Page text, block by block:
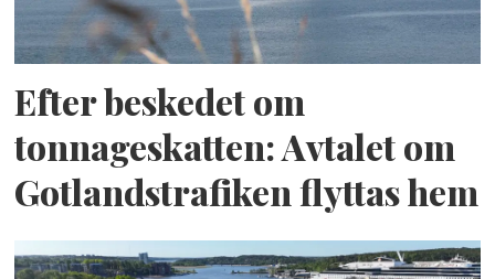
Efter beskedet om
tonnageskatten: Avtalet om
Gotlandstrafiken flyttas hem